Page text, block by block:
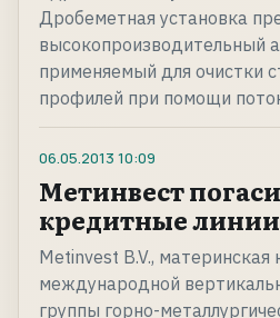
Дробеметная установка
высокопроизводительный
применяемый для очистки
профилей при помощи
06.05.2013 10:09
Метинвест
кредитные
Metinvest B.V., материнская
международной
группы горно-